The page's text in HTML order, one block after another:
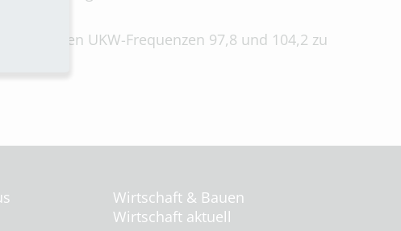
auf den UKW-Frequenzen 97,8 und 104,2 zu
Wirtschaft & Bauen
Wirtschaft aktuell